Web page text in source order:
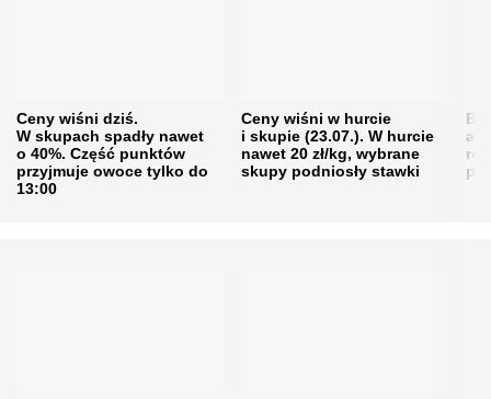
Ceny wiśni dziś.
W skupach spadły nawet
o 40%. Część punktów
przyjmuje owoce tylko do
13:00
Ceny wiśni w hurcie
i skupie (23.07.). W hurcie
nawet 20 zł/kg, wybrane
skupy podniosły stawki